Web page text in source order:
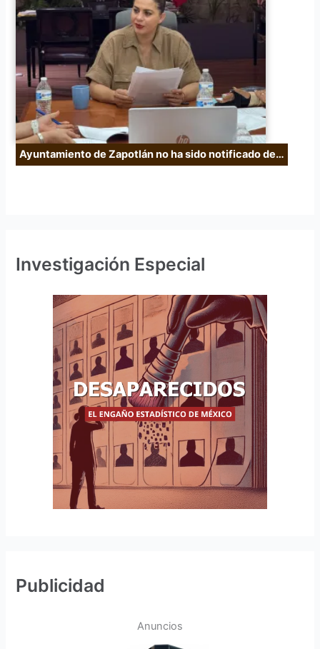
Ayuntamiento de Zapotlán no ha sido notificado de…
Investigación Especial
Publicidad
Anuncios